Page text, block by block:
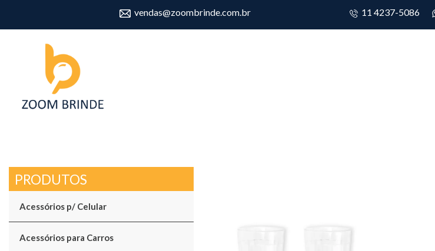
vendas@zoombrinde.com.br 11 4237-5086
Acessórios p/ Celular
Acessórios para Carros